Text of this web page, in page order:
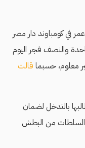
في كومباوند دار مصر
والنصف فجر اليوم
معلوم، حسبما قالت
بالتدخل لضمان
السلطات من البطش